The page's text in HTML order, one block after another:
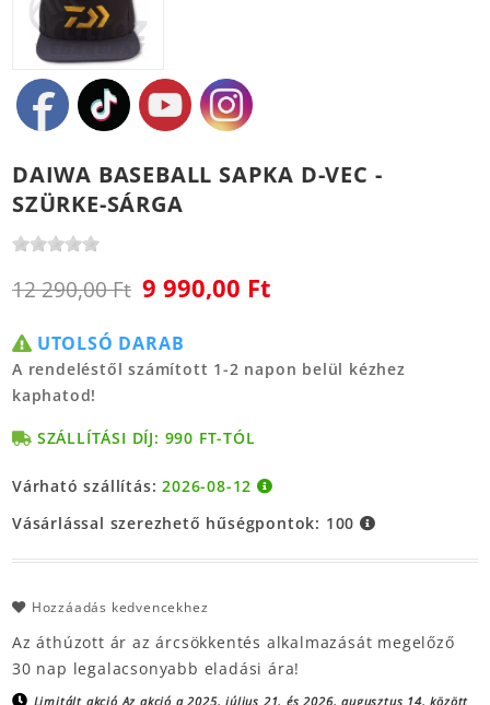
DAIWA BASEBALL SAPKA D-VEC -
SZÜRKE-SÁRGA
12 290,00 Ft 9 990,00 Ft
UTOLSÓ DARAB
A rendeléstől számított 1-2 napon belül kézhez
kaphatod!
SZÁLLÍTÁSI DÍJ: 990 FT-TÓL
Várható szállítás:2026-08-12
Vásárlással szerezhető hűségpontok: 100
Hozzáadás kedvencekhez
Az áthúzott ár az árcsökkentés alkalmazását megelőző
30 nap legalacsonyabb eladási ára!
Limitált akcióAz akció a 2025. július 21. és 2026. augusztus 14. között